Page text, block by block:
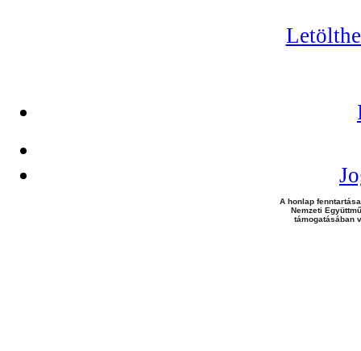
A honlap
Nemzeti
támogatásában